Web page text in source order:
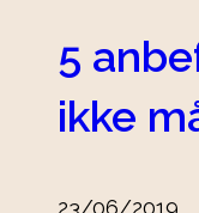
5
ikke
23/06/2019